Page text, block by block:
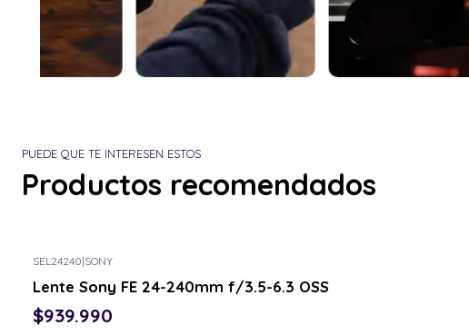
PUEDE QUE TE INTERESEN ESTOS
Productos recomendados
SEL24240|SONY
Lente Sony FE 24-240mm f/3.5-6.3 OSS
$939.990